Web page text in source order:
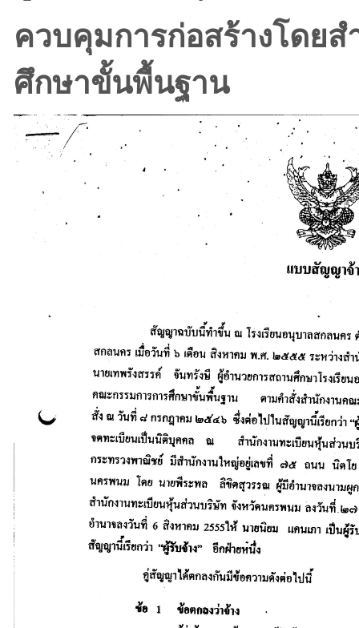
ควบคุมการก่อสร้างโดย
ศึกษาขั้นพื้นฐาน